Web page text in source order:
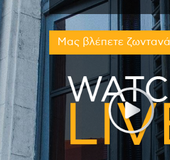
Μας βλέπετε ζωντανά